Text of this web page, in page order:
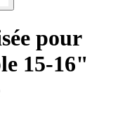
pour
15-16"